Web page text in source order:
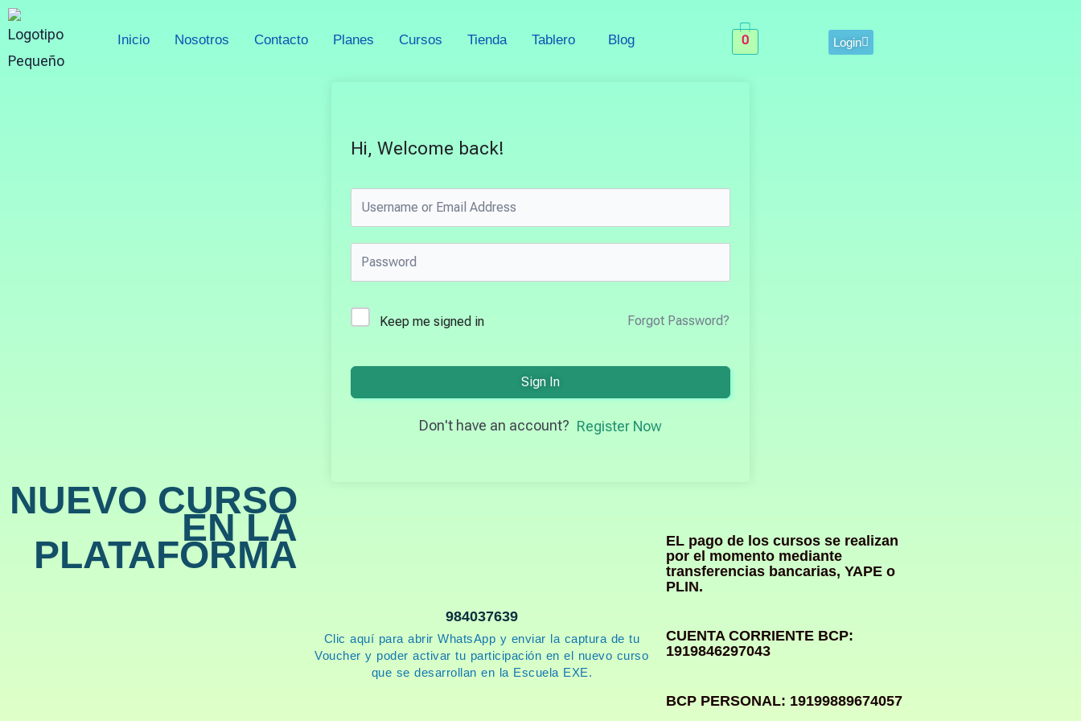
Skip
to
content
Inicio Nosotros Contacto Planes Cursos Tienda Tablero Blog 0 Login
Hi, Welcome back!
Keep me signed in Forgot Password?
Sign In
Don't have an account? Register Now
NUEVO CURSO
EN LA
PLATAFORMA
984037639
Clic aquí para abrir WhatsApp y enviar la captura de tu
Voucher y poder activar tu participación en el nuevo curso
que se desarrollan en la Escuela EXE.
EL pago de los cursos se realizan
por el momento mediante
transferencias bancarias, YAPE o
PLIN.
CUENTA CORRIENTE BCP:
1919846297043
BCP PERSONAL: 19199889674057